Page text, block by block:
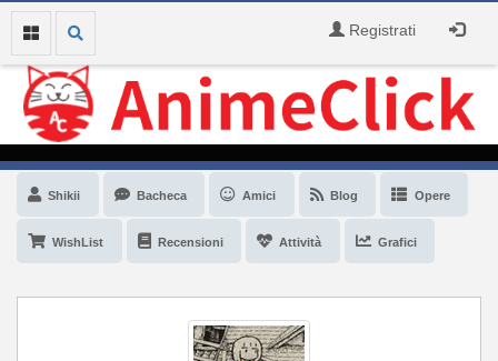
Registrati
Shikii Bacheca Amici Blog Opere
WishList Recensioni Attività Grafici